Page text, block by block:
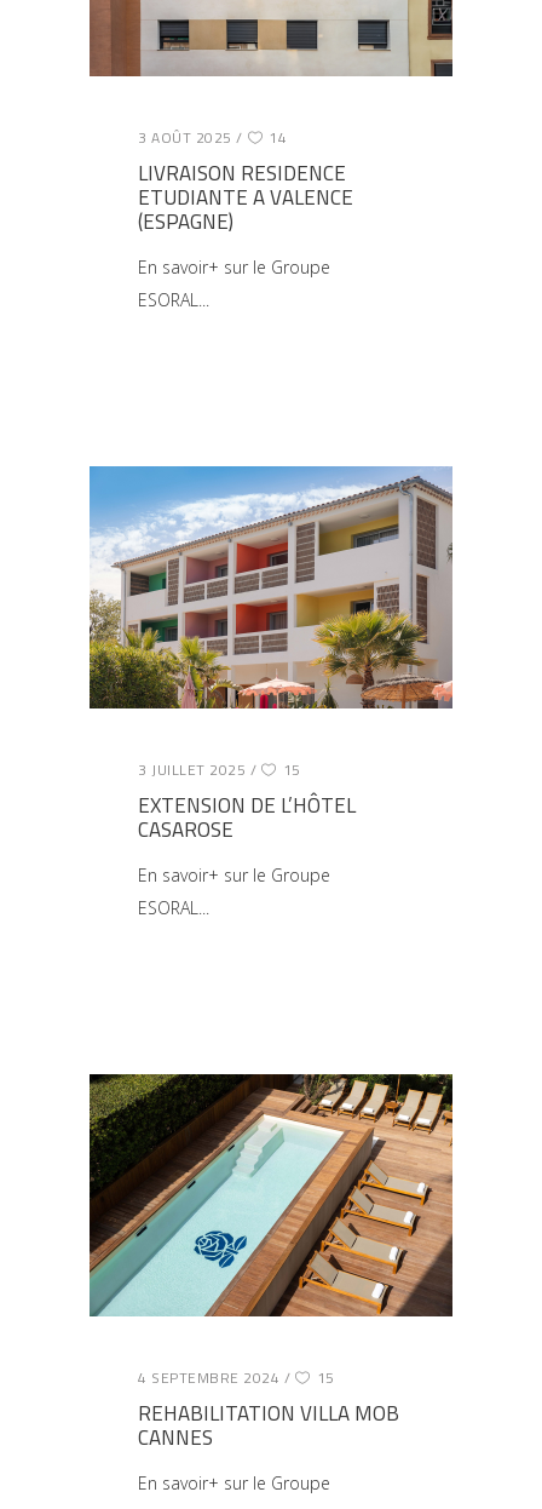
3 AOÛT 2025 14
LIVRAISON RESIDENCE
ETUDIANTE A VALENCE
(ESPAGNE)
En savoir+ sur le Groupe
ESORAL
3 JUILLET 2025 15
EXTENSION DE L’HÔTEL
CASAROSE
En savoir+ sur le Groupe
ESORAL
4 SEPTEMBRE 2024 15
REHABILITATION VILLA MOB
CANNES
En savoir+ sur le Groupe